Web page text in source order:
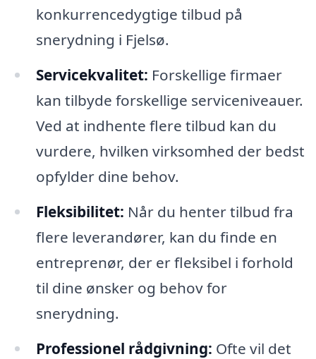
konkurrencedygtige tilbud på
snerydning i Fjelsø.
Servicekvalitet: Forskellige firmaer
kan tilbyde forskellige serviceniveauer.
Ved at indhente flere tilbud kan du
vurdere, hvilken virksomhed der bedst
opfylder dine behov.
Fleksibilitet: Når du henter tilbud fra
flere leverandører, kan du finde en
entreprenør, der er fleksibel i forhold
til dine ønsker og behov for
snerydning.
Professionel rådgivning: Ofte vil det